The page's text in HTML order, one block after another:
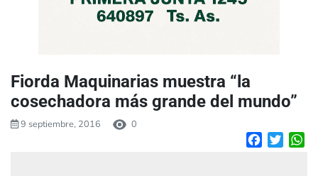
Fiorda Maquinarias muestra “la
cosechadora más grande del mundo”
9 septiembre, 2016 0
Facebook